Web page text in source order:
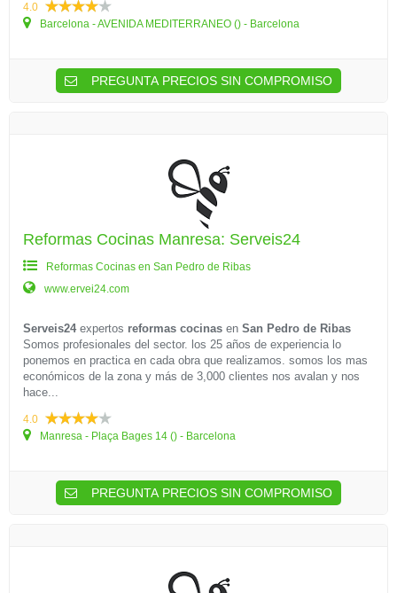
4.0
Barcelona - AVENIDA MEDITERRANEO () - Barcelona
PREGUNTA PRECIOS SIN COMPROMISO
Reformas Cocinas Manresa: Serveis24
Reformas Cocinas en San Pedro de Ribas
www.ervei24.com
Serveis24expertos reformas cocinas en San Pedro de Ribas
Somos profesionales del sector. los 25 años de experiencia lo
ponemos en practica en cada obra que realizamos. somos los mas
económicos de la zona y más de 3,000 clientes nos avalan y nos
hace...
4.0
Manresa - Plaça Bages 14 () - Barcelona
PREGUNTA PRECIOS SIN COMPROMISO